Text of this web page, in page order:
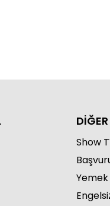
DİĞER
Show